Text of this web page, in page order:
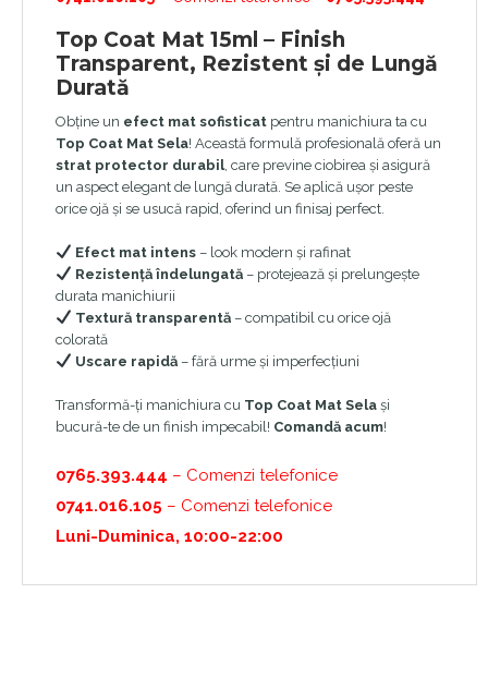
Top Coat Mat 15ml – Finish
Transparent, Rezistent și de Lungă
Durată
Obține un efect mat sofisticat pentru manichiura ta cu
Top Coat Mat Sela! Această formulă profesională oferă un
strat protector durabil, care previne ciobirea și asigură
un aspect elegant de lungă durată. Se aplică ușor peste
orice ojă și se usucă rapid, oferind un finisaj perfect.
Efect mat intens– look modern și rafinat
Rezistență îndelungată– protejează și prelungește
durata manichiurii
Textură transparentă– compatibil cu orice ojă
colorată
Uscare rapidă– fără urme și imperfecțiuni
Transformă-ți manichiura cu Top Coat Mat Sela și
bucură-te de un finish impecabil! Comandă acum!
0765.393.444 – Comenzi telefonice
0741.016.105 – Comenzi telefonice
Luni-Duminica, 10:00-22:00